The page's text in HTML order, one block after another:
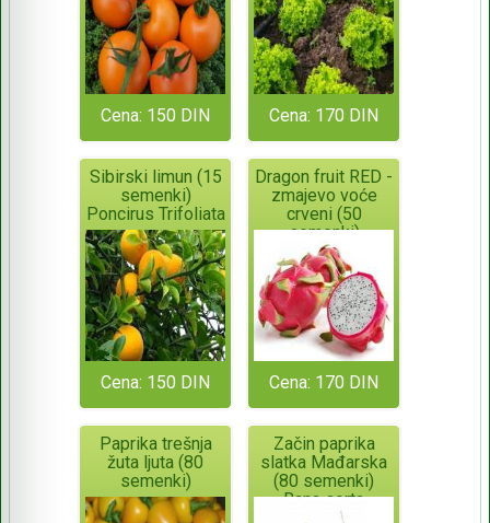
Cena: 150 DIN Cena: 170 DIN
Sibirski limun (15
semenki)
Poncirus Trifoliata
Cena: 150 DIN
Dragon fruit RED -
zmajevo voće
crveni (50
semenki)
Cena: 170 DIN
Paprika trešnja
žuta ljuta (80
semenki)
Začin paprika
slatka Mađarska
(80 semenki)
Rana sorta